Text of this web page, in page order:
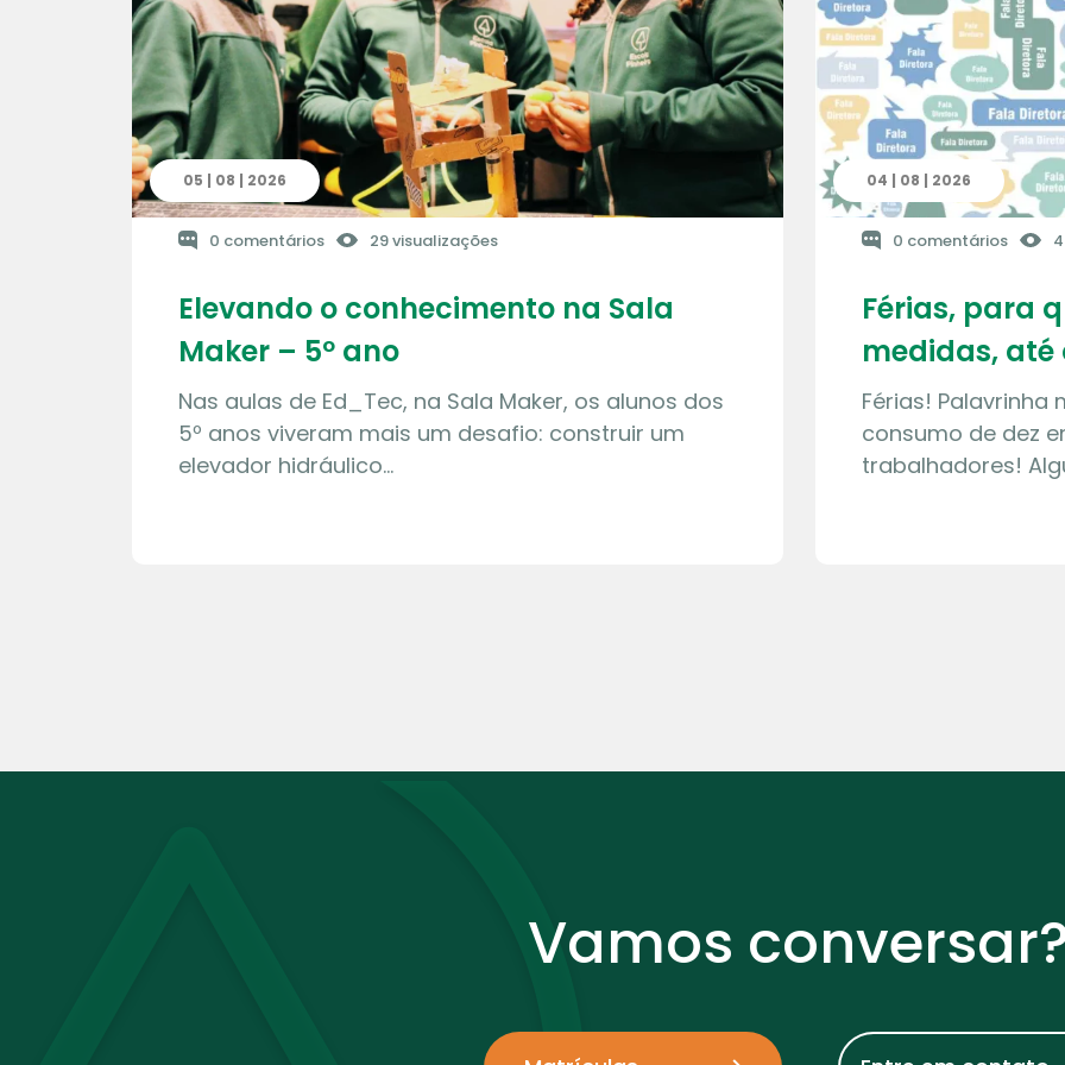
05 | 08 | 2026
0 comentários 29 visualizações
Elevando o conhecimento na Sala
Maker – 5º ano
Nas aulas de Ed_Tec, na Sala Maker, os alunos dos
5º anos viveram mais um desafio: construir um
elevador hidráulico…
04 | 08 | 2026
0 comentários
Férias, para
medidas, até
Férias!
consumo de dez
trabalhadores!
Vamos